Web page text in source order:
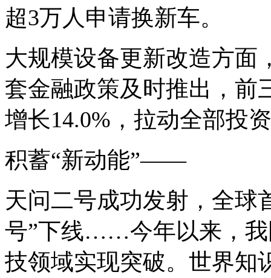
超3万人申请换新车。
大规模设备更新改造方面
套金融政策及时推出，前
增长14.0%，拉动全部投
积蓄“新动能”——
天问二号成功发射，全球
号”下线……今年以来，我
技领域实现突破。世界知